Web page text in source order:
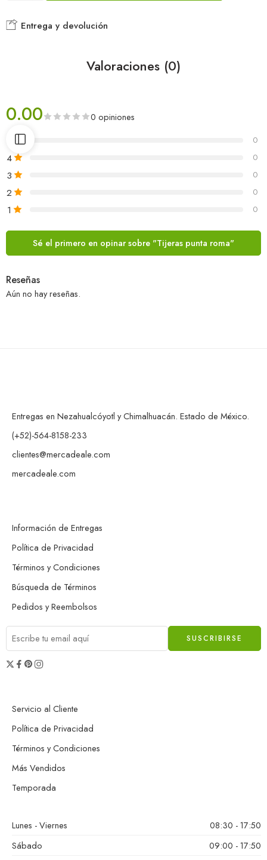
Entrega y devolución
Valoraciones (0)
0.00 0 opiniones
0
4 0
3 0
2 0
1 0
Sé el primero en opinar sobre "Tijeras punta roma"
Reseñas
Aún no hay reseñas.
Entregas en Nezahualcóyotl y Chimalhuacán. Estado de México.
(+52)-564-8158-233
clientes@mercadeale.com
mercadeale.com
Información de Entregas
Política de Privacidad
Términos y Condiciones
Búsqueda de Términos
Pedidos y Reembolsos
Servicio al Cliente
Política de Privacidad
Términos y Condiciones
Más Vendidos
Temporada
Lunes - Viernes
08:30 - 17:50
Sábado
09:00 - 17:50